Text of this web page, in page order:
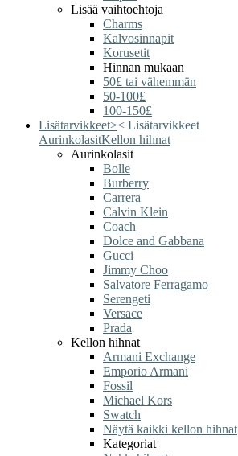
Lisää vaihtoehtoja
Charms
Kalvosinnapit
Korusetit
Hinnan mukaan
50£ tai vähemmän
50-100£
100-150£
Lisätarvikkeet>< Lisätarvikkeet
AurinkolasitKellon hihnat
Aurinkolasit
Bolle
Burberry
Carrera
Calvin Klein
Coach
Dolce and Gabbana
Gucci
Jimmy Choo
Salvatore Ferragamo
Serengeti
Versace
Prada
Kellon hihnat
Armani Exchange
Emporio Armani
Fossil
Michael Kors
Swatch
Näytä kaikki kellon hihnat
Kategoriat